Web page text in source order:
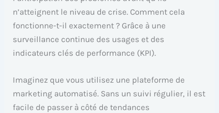
n’atteignent le niveau de crise. Comment cela
fonctionne-t-il exactement ? Grâce à une
surveillance continue des usages et des
indicateurs clés de performance (KPI).
Imaginez que vous utilisez une plateforme de
marketing automatisé. Sans un suivi régulier, il est
facile de passer à côté de tendances